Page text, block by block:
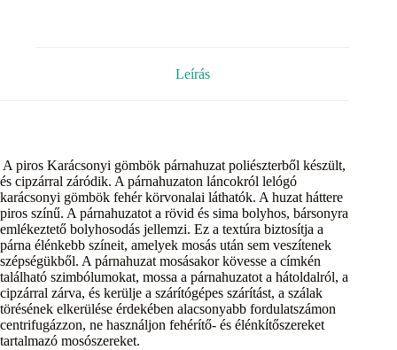
Leírás
A piros Karácsonyi gömbök párnahuzat poliészterből készült,
és cipzárral záródik. A párnahuzaton láncokról lelógó
karácsonyi gömbök fehér körvonalai láthatók. A huzat háttere
piros színű. A párnahuzatot a rövid és sima bolyhos, bársonyra
emlékeztető bolyhosodás jellemzi. Ez a textúra biztosítja a
párna élénkebb színeit, amelyek mosás után sem veszítenek
szépségükből. A párnahuzat mosásakor kövesse a címkén
található szimbólumokat, mossa a párnahuzatot a hátoldalról, a
cipzárral zárva, és kerülje a szárítógépes szárítást, a szálak
törésének elkerülése érdekében alacsonyabb fordulatszámon
centrifugázzon, ne használjon fehérítő- és élénkítőszereket
tartalmazó mosószereket.